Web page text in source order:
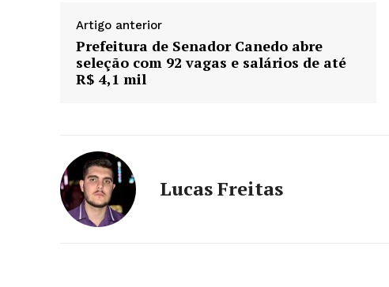
Artigo anterior
Prefeitura de Senador Canedo abre
seleção com 92 vagas e salários de até
R$ 4,1 mil
Lucas Freitas